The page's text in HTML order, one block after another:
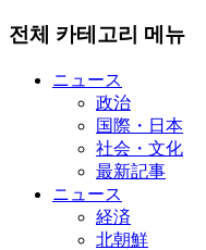
전체 카테고리 메뉴
ニュース
政治
国際・日本
社会・文化
最新記事
ニュース
経済
北朝鮮